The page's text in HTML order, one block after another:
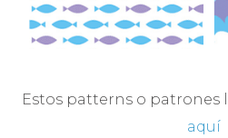
Estos patterns o patrones
aquí